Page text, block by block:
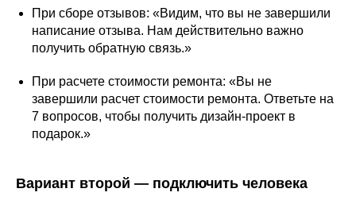
При сборе отзывов: «Видим, что вы не завершили
написание отзыва. Нам действительно важно
получить обратную связь.»
При расчете стоимости ремонта: «Вы не
завершили расчет стоимости ремонта. Ответьте на
7 вопросов, чтобы получить дизайн-проект в
подарок.»
Вариант второй — подключить человека